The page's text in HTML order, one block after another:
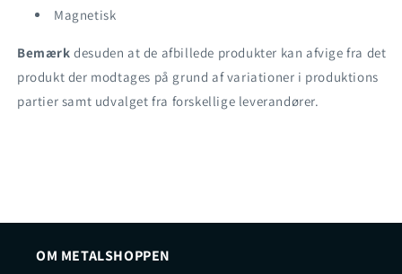
Magnetisk
Bemærk desuden at de afbillede produkter kan afvige fra det
produkt der modtages på grund af variationer i produktions
partier samt udvalget fra forskellige leverandører.
OM METALSHOPPEN